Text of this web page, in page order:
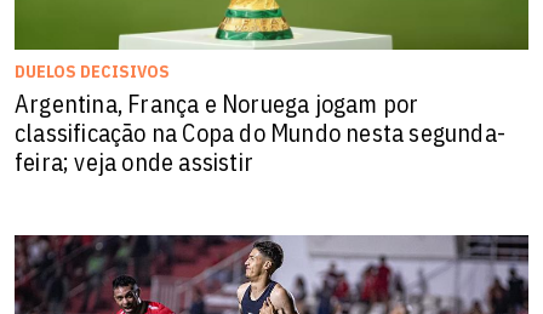
DUELOS DECISIVOS
Argentina, França e Noruega jogam por
classificação na Copa do Mundo nesta segunda-
feira; veja onde assistir